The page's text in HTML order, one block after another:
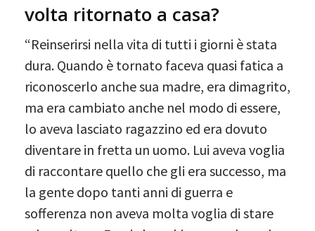
volta ritornato a casa?
“Reinserirsi nella vita di tutti i giorni è stata
dura. Quando è tornato faceva quasi fatica a
riconoscerlo anche sua madre, era dimagrito,
ma era cambiato anche nel modo di essere,
lo aveva lasciato ragazzino ed era dovuto
diventare in fretta un uomo. Lui aveva voglia
di raccontare quello che gli era successo, ma
la gente dopo tanti anni di guerra e
sofferenza non aveva molta voglia di stare